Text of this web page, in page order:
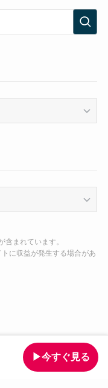
▶今すぐ見る
まれています。
に収益が発生する場合があ
プライバシーポリシー